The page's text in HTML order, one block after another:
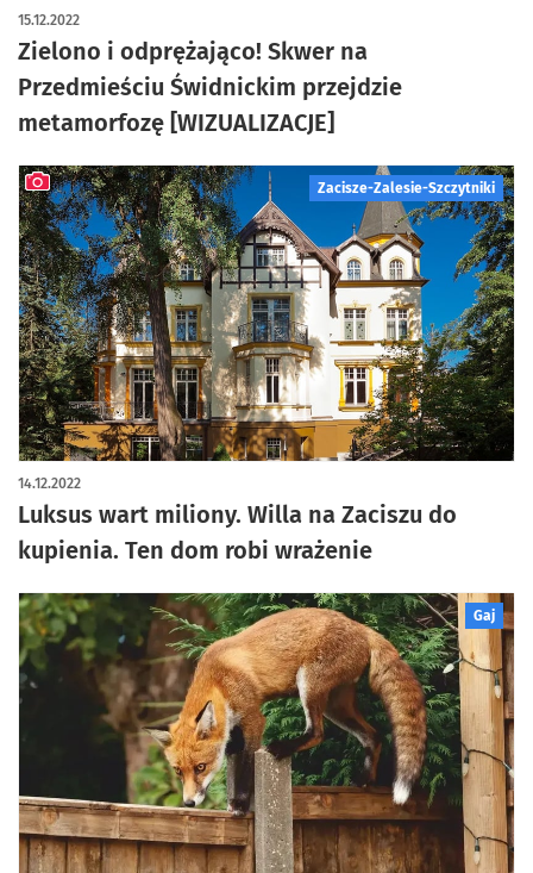
Zielono i odprężająco! Skwer na
Przedmieściu Świdnickim przejdzie
metamorfozę [WIZUALIZACJE]
15.12.2022
Zacisze-Zalesie-Szczytniki
Luksus wart miliony. Willa na Zaciszu do
kupienia. Ten dom robi wrażenie
14.12.2022
artykuł z galerią zdjęć
Gaj